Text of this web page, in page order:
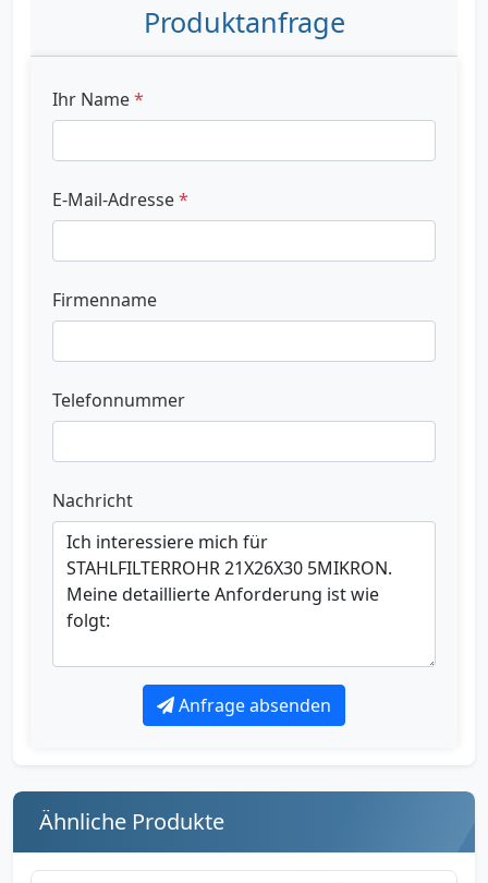
Produktanfrage
Ihr Name*
E-Mail-Adresse*
Firmenname
Telefonnummer
Nachricht
Anfrage absenden
Ähnliche Produkte